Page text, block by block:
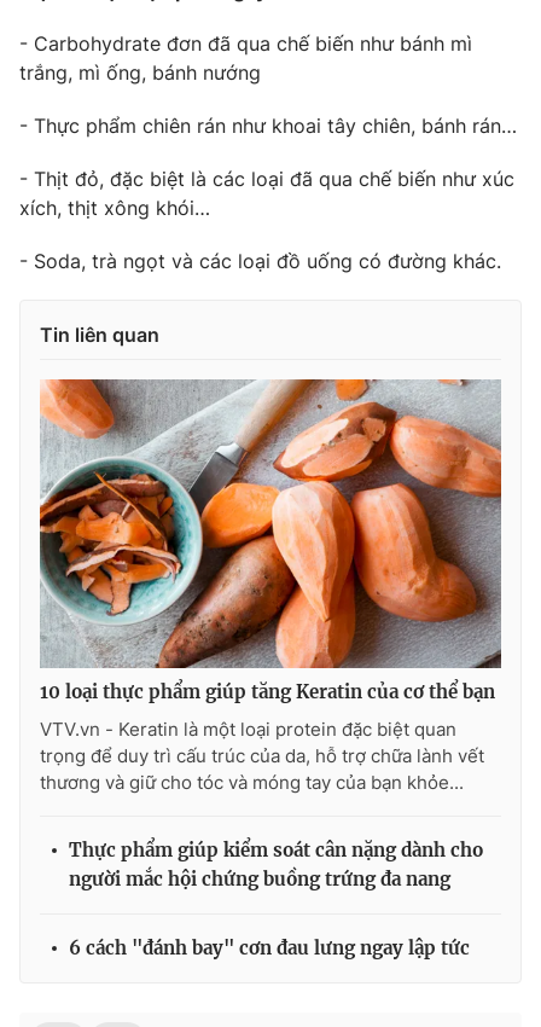
- Carbohydrate đơn đã qua chế biến như bánh mì
trắng, mì ống, bánh nướng
- Thực phẩm chiên rán như khoai tây chiên, bánh rán…
- Thịt đỏ, đặc biệt là các loại đã qua chế biến như xúc
xích, thịt xông khói…
- Soda, trà ngọt và các loại đồ uống có đường khác.
Tin liên quan
10 loại thực phẩm giúp tăng Keratin của cơ thể bạn
VTV.vn - Keratin là một loại protein đặc biệt quan
trọng để duy trì cấu trúc của da, hỗ trợ chữa lành vết
thương và giữ cho tóc và móng tay của bạn khỏe...
Thực phẩm giúp kiểm soát cân nặng dành cho
người mắc hội chứng buồng trứng đa nang
6 cách "đánh bay" cơn đau lưng ngay lập tức